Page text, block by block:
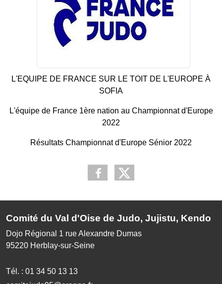
L'EQUIPE DE FRANCE SUR LE TOIT DE L'EUROPE À
SOFIA
L'équipe de France 1ère nation au Championnat d'Europe
2022
Résultats Championnat d'Europe Sénior 2022
Comité du Val d'Oise de Judo, Jujistu, Kendo
Dojo Régional 1 rue Alexandre Dumas
95220 Herblay-sur-Seine
Tél. : 01 34 50 13 13